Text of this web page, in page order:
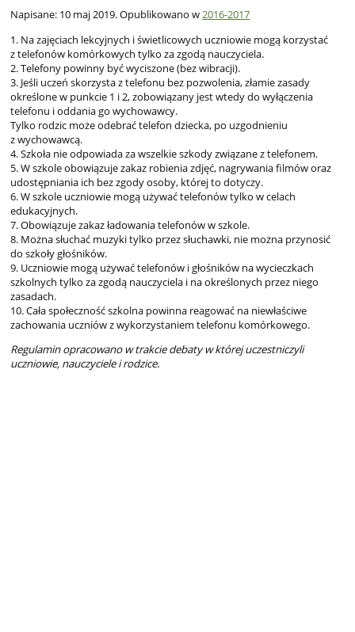
Napisane: 10 maj 2019. Opublikowano w2016-2017
1. Na zajęciach lekcyjnych i świetlicowych uczniowie mogą korzystać
z telefonów komórkowych tylko za zgodą nauczyciela.
2. Telefony powinny być wyciszone (bez wibracji).
3. Jeśli uczeń skorzysta z telefonu bez pozwolenia, złamie zasady
określone w punkcie 1 i 2, zobowiązany jest wtedy do wyłączenia
telefonu i oddania go wychowawcy.
Tylko rodzic może odebrać telefon dziecka, po uzgodnieniu
z wychowawcą.
4. Szkoła nie odpowiada za wszelkie szkody związane z telefonem.
5. W szkole obowiązuje zakaz robienia zdjęć, nagrywania filmów oraz
udostępniania ich bez zgody osoby, której to dotyczy.
6. W szkole uczniowie mogą używać telefonów tylko w celach
edukacyjnych.
7. Obowiązuje zakaz ładowania telefonów w szkole.
8. Można słuchać muzyki tylko przez słuchawki, nie można przynosić
do szkoły głośników.
9. Uczniowie mogą używać telefonów i głośników na wycieczkach
szkolnych tylko za zgodą nauczyciela i na określonych przez niego
zasadach.
10. Cała społeczność szkolna powinna reagować na niewłaściwe
zachowania uczniów z wykorzystaniem telefonu komórkowego.
Regulamin opracowano w trakcie debaty w której uczestniczyli
uczniowie, nauczyciele i rodzice.